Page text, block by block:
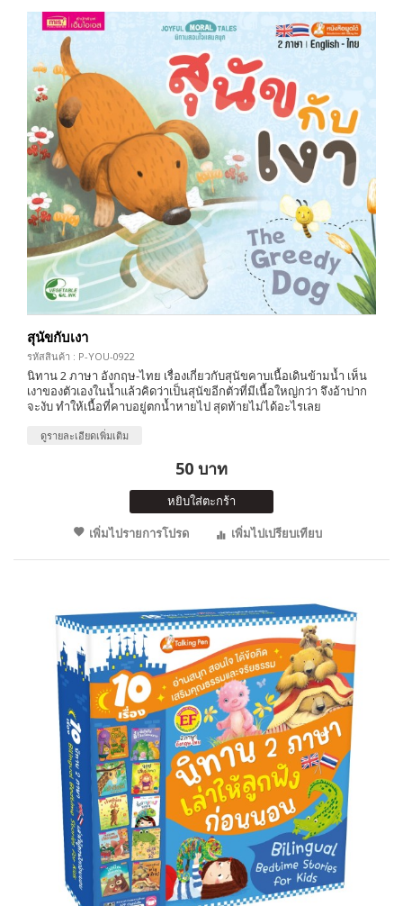
สุนัขกับเงา
รหัสสินค้า : P-YOU-0922
นิทาน 2 ภาษา อังกฤษ-ไทย เรื่องเกี่ยวกับสุนัขคาบเนื้อเดินข้ามน้ำ เห็น
เงาของตัวเองในน้ำแล้วคิดว่าเป็นสุนัขอีกตัวที่มีเนื้อใหญ่กว่า จึงอ้าปาก
จะงับ ทำให้เนื้อที่คาบอยู่ตกน้ำหายไป สุดท้ายไม่ได้อะไรเลย
ดูรายละเอียดเพิ่มเติม
50 บาท
หยิบใส่ตะกร้า
เพิ่มไปรายการโปรด
เพิ่มไปเปรียบเทียบ